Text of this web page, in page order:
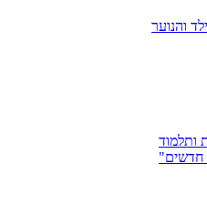
והנוער
ותלמוד
חדשים"